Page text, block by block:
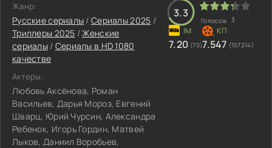
Жанр:
Русские сериалы /Сериалы 2025 /
Триллеры 2025 /Женские
сериалы/ Сериалы в HD 1080
качестве
Актеры:
Любовь Аксёнова, Роман
Васильев, Дарья Мороз, Евгений
Шварц, Юрий Чурсин, Александра
Ребенок, Игорь Гордин, Матвей
Лыков, Даниил Воробьев,
3.3
Голосов: 3
7.20 (70)7.547 (157214)